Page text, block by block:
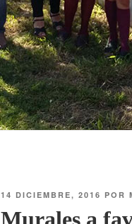
14 DICIEMBRE, 2016 POR